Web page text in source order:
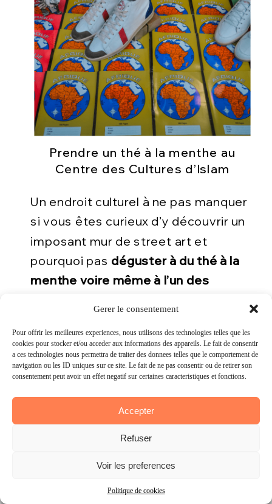
Gérer le consentement
Pour offrir les meilleures expériences, nous utilisons des technologies telles que les
cookies pour stocker et/ou accéder aux informations des appareils. Le fait de consentir
à ces technologies nous permettra de traiter des données telles que le comportement de
navigation ou les ID uniques sur ce site. Le fait de ne pas consentir ou de retirer son
consentement peut avoir un effet négatif sur certaines caractéristiques et fonctions.
Accepter
Refuser
Voir les préférences
Politique de cookies
Prendre un thé à la menthe au
Centre des Cultures d’Islam
Un endroit culturel à ne pas manquer
si vous êtes curieux d’y découvrir un
imposant mur de street art et
pourquoi pas déguster à du thé à la
menthe voire même à l’un des
bienvenue à l’Institut des Cultures
d’Islam.
Nous y avons pris un excellent thé à
la menthe, tout en jetant un oeil sur
l’exposition photo dédié à Beyrouth.
L’Institut des Cultures d’Islam
nombreux événements et propose
également des cours d’arabe et de
Gerer le consentement
Pour offrir les meilleures experiences, nous utilisons des technologies telles que les
cookies pour stocker et/ou acceder aux informations des appareils. Le fait de consentir
a ces technologies nous permettra de traiter des donnees telles que le comportement de
navigation ou les ID uniques sur ce site. Le fait de ne pas consentir ou de retirer son
consentement peut avoir un effet negatif sur certaines caracteristiques et fonctions.
Accepter
Refuser
Voir les preferences
Politique de cookies